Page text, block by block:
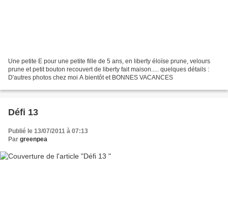
Une petite E pour une petite fille de 5 ans, en liberty éloïse prune, velours
prune et petit bouton recouvert de liberty fait maison..... quelques détails :
D'autres photos chez moi A bientôt et BONNES VACANCES
Défi 13
Publié le 13/07/2011 à 07:13
Par greenpea